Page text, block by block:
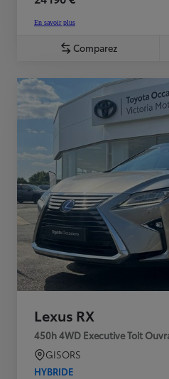
En savoir plus
Comparez
Lexus RX
450h 4WD Executive Toit
GISORS
HYBRIDE